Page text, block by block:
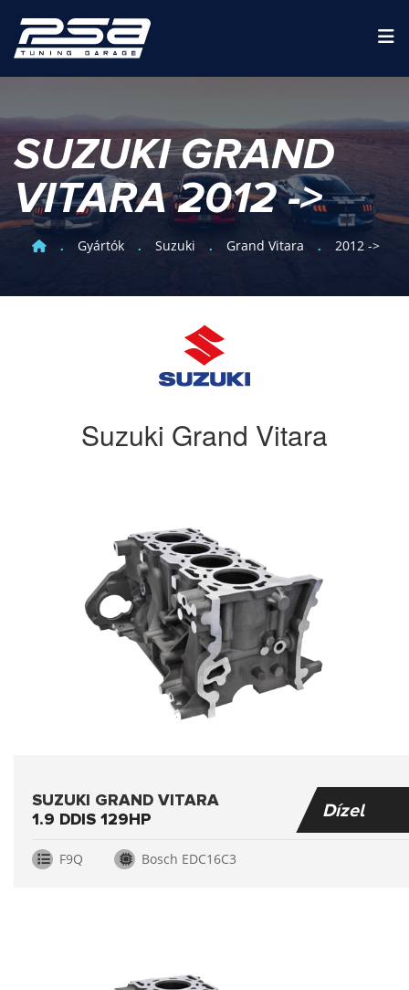
SUZUKI GRAND
VITARA 2012 ->
Gyártók Suzuki Grand Vitara 2012 ->
Suzuki Grand Vitara
SUZUKI GRAND VITARA
1.9 DDIS 129HP
Dízel
F9Q Bosch EDC16C3